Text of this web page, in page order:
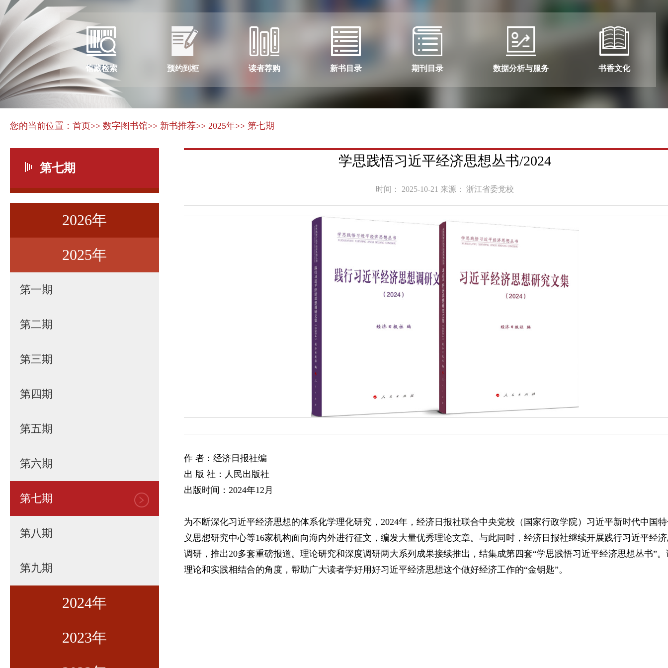
馆藏检索 预约到柜 读者荐购 新书目录 期刊目录 数据分析与服务 书香文化
您的当前位置： 首页>> 数字图书馆>> 新书推荐>> 2025年>> 第七期
第七期
2026年
第二期
第三期
第四期
第五期
第六期
2025年
第一期
第二期
第三期
第四期
第五期
第六期
第七期
第八期
第九期
2024年
2023年
学思践悟习近平经济思想丛书/2024
时间： 2025-10-21 来源： 浙江省委党校
作 者：经济日报社编
出 版 社：人民出版社
出版时间：2024年12月
为不断深化习近平经济思想的体系化学理化研究，2024年，经济日报社联合中央党校（国家行政学院）习近平新时代中国
义思想研究中心等16家机构面向海内外进行征文，编发大量优秀理论文章。与此同时，经济日报社继续开展践行习近平经
调研，推出20多套重磅报道。理论研究和深度调研两大系列成果接续推出，结集成第四套“学思践悟习近平经济思想丛书”
理论和实践相结合的角度，帮助广大读者学好用好习近平经济思想这个做好经济工作的“金钥匙”。